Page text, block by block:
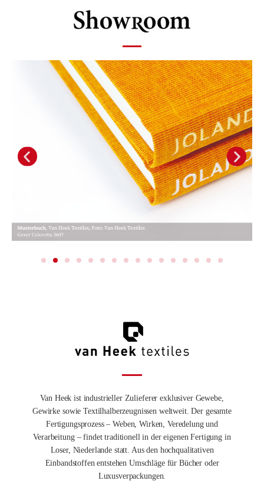
Van Heek ist industrieller Zulieferer exklusiver Gewebe,
Gewirke sowie Textilhalberzeugnissen weltweit. Der gesamte
Fertigungsprozess – Weben, Wirken, Veredelung und
Verarbeitung – findet traditionell in der eigenen Fertigung in
Loser, Niederlande statt. Aus den hochqualitativen
Einbandstoffen entstehen Umschläge für Bücher oder
Luxusverpackungen.